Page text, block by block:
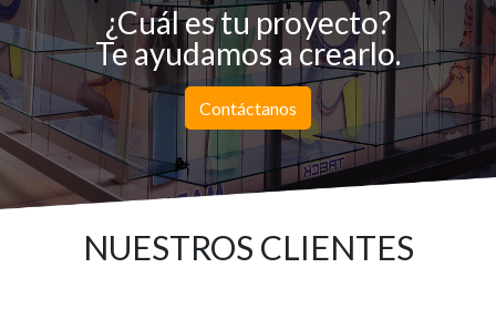
¿Cuál es tu proyecto?
Te ayudamos a crearlo.
Contáctanos
NUESTROS CLIENTES